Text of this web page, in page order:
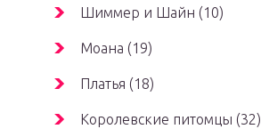
Шиммер и Шайн (10)
Моана (19)
Платья (18)
Королевские питомцы (32)